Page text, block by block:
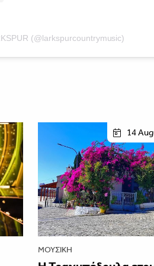
(@larkspurcountrymusic)
14
ΜΟΥΣΙΚΉ